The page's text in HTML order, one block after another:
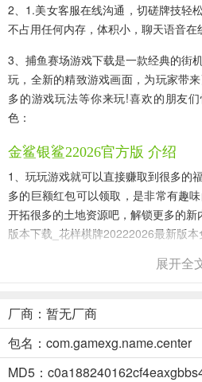
2、1.美女客服在线沟通，切磋牌技轻
不占用任何内存，体积小，聊天语音在
3、捕鱼赛场游戏下载是一款经典的街
玩，全新的精致游戏画面，为玩家带
多的游戏玩法等你来玩!喜欢的朋友
色：
金鲨银鲨22026官方版 介绍
1、玩玩游戏就可以直接赚取到很多的
多的巨额红包可以领取，是非常有趣
开拓很多的土地资源吧，解锁更多的
版本下载_花样棋牌20222026最新版
2、在手机上流畅地在线享受纸牌，任
3、真人玩家一同对抗报名和奖励都没
线棋牌娱乐，所有功能都很齐全，打
模式，互动交流让棋牌娱乐充满欢声
励。
展开全
厂商：暂无厂商
包名：com.gamexg.name.center
MD5：